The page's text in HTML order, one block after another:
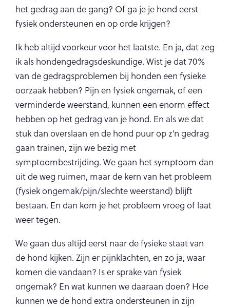
het gedrag aan de gang? Of ga je je hond eerst
fysiek ondersteunen en op orde krijgen?
Ik heb altijd voorkeur voor het laatste. En ja, dat zeg
ik als hondengedragsdeskundige. Wist je dat 70%
van de gedragsproblemen bij honden een fysieke
oorzaak hebben? Pijn en fysiek ongemak, of een
verminderde weerstand, kunnen een enorm effect
hebben op het gedrag van je hond. En als we dat
stuk dan overslaan en de hond puur op z’n gedrag
gaan trainen, zijn we bezig met
symptoombestrijding. We gaan het symptoom dan
uit de weg ruimen, maar de kern van het probleem
(fysiek ongemak/pijn/slechte weerstand) blijft
bestaan. En dan kom je het probleem vroeg of laat
weer tegen.
We gaan dus altijd eerst naar de fysieke staat van
de hond kijken. Zijn er pijnklachten, en zo ja, waar
komen die vandaan? Is er sprake van fysiek
ongemak? En wat kunnen we daaraan doen? Hoe
kunnen we de hond extra ondersteunen in zijn